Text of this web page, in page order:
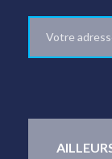
mail